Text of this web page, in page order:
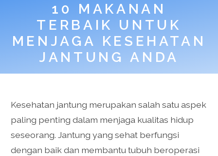
10 MAKANAN
TERBAIK UNTUK
MENJAGA KESEHATAN
JANTUNG ANDA
Kesehatan jantung merupakan salah satu aspek
paling penting dalam menjaga kualitas hidup
seseorang. Jantung yang sehat berfungsi
dengan baik dan membantu tubuh beroperasi